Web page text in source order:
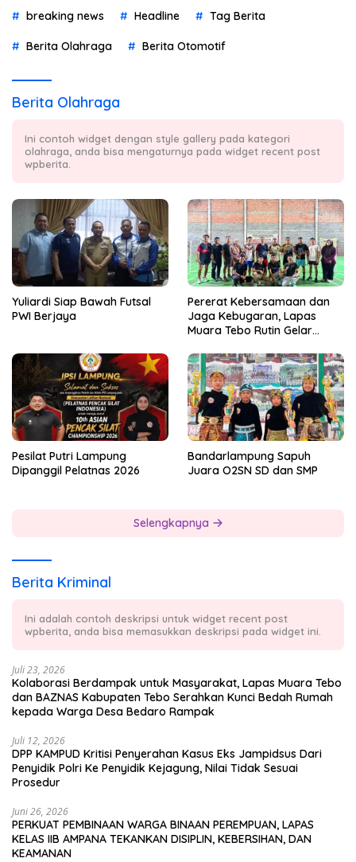
breaking news Headline Tag Berita
Berita Olahraga Berita Otomotif
Berita Olahraga
Ini contoh widget dengan style gallery pada kategori
olahraga, anda bisa mengaturnya pada widget recent post
wpberita.
Yuliardi Siap Bawah Futsal
PWI Berjaya
Pererat Kebersamaan dan
Jaga Kebugaran, Lapas
Muara Tebo Rutin Gelar
Pesilat Putri Lampung
Dipanggil Pelatnas 2026
Bandarlampung Sapuh
Juara O2SN SD dan SMP
Selengkapnya
Berita Kriminal
Ini adalah contoh deskripsi untuk widget recent post
wpberita, anda bisa memasukkan deskripsi pada widget ini.
Juli 23, 2026
Kolaborasi Berdampak untuk Masyarakat, Lapas Muara Tebo
dan BAZNAS Kabupaten Tebo Serahkan Kunci Bedah Rumah
kepada Warga Desa Bedaro Rampak
Juli 12, 2026
DPP KAMPUD Kritisi Penyerahan Kasus Eks Jampidsus Dari
Penyidik Polri Ke Penyidik Kejagung, Nilai Tidak Sesuai
Prosedur
Juni 26, 2026
PERKUAT PEMBINAAN WARGA BINAAN PEREMPUAN, LAPAS
KELAS IIB AMPANA TEKANKAN DISIPLIN, KEBERSIHAN, DAN
KEAMANAN